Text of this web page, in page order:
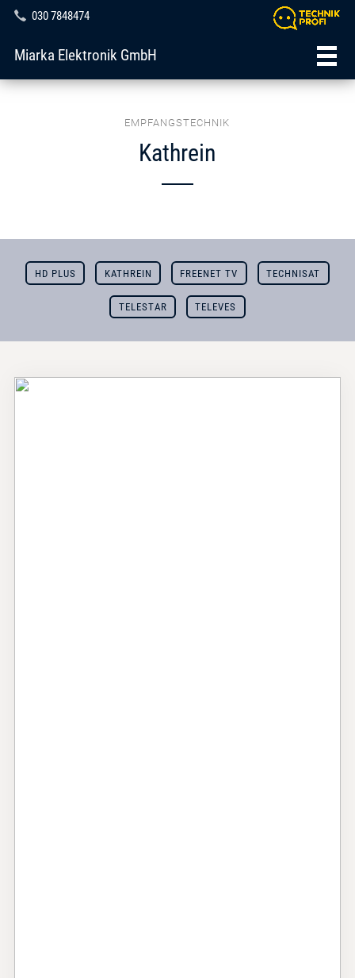
030 7848474
Miarka Elektronik GmbH
EMPFANGSTECHNIK
Kathrein
HD PLUS KATHREIN FREENET TV TECHNISAT
TELESTAR TELEVES